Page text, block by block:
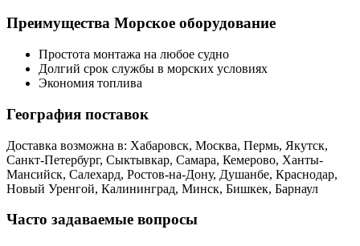
Преимущества Морское оборудование
Простота монтажа на любое судно
Долгий срок службы в морских условиях
Экономия топлива
География поставок
Доставка возможна в: Хабаровск, Москва, Пермь, Якутск,
Санкт-Петербург, Сыктывкар, Самара, Кемерово, Ханты-
Мансийск, Салехард, Ростов-на-Дону, Душанбе, Краснодар,
Новый Уренгой, Калининград, Минск, Бишкек, Барнаул
Часто задаваемые вопросы